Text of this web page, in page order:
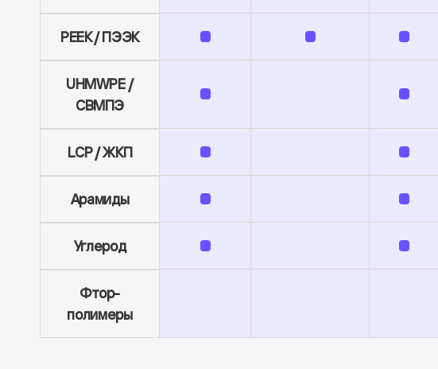
PEEK / ПЭЭК
UHMWPE /
СВМПЭ
LCP / ЖКП
Арамиды
Углерод
Фтор-
полимеры